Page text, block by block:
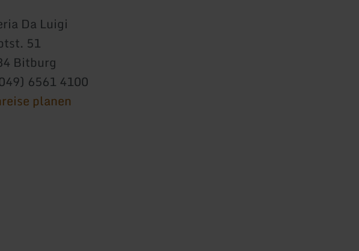
Da Luigi
51
Bitburg
6561 4100
planen